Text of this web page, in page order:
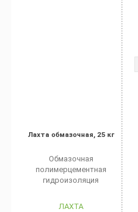
Лахта обмазочная, 25 кг
Обмазочная
полимерцементная
гидроизоляция
ЛАХТА